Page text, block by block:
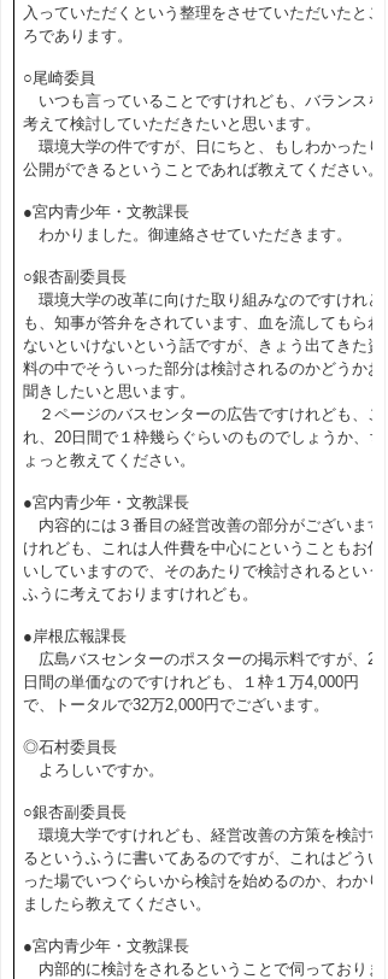
入っていただくという整理をさせていただいたとこ
ろであります。
○尾崎委員
いつも言っていることですけれども、バランスを
考えて検討していただきたいと思います。
環境大学の件ですが、日にちと、もしわかったり
公開ができるということであれば教えてください。
●宮内青少年・文教課長
わかりました。御連絡させていただきます。
○銀杏副委員長
環境大学の改革に向けた取り組みなのですけれど
も、知事が答弁をされています、血を流してもらわ
ないといけないという話ですが、きょう出てきた資
料の中でそういった部分は検討されるのかどうかお
聞きしたいと思います。
２ページのバスセンターの広告ですけれども、こ
れ、20日間で１枠幾らぐらいのものでしょうか、ち
ょっと教えてください。
●宮内青少年・文教課長
内容的には３番目の経営改善の部分がございます
けれども、これは人件費を中心にということもお伺
いしていますので、そのあたりで検討されるという
ふうに考えておりますけれども。
●岸根広報課長
広島バスセンターのポスターの掲示料ですが、20
日間の単価なのですけれども、１枠１万4,000円
で、トータルで32万2,000円でございます。
◎石村委員長
よろしいですか。
○銀杏副委員長
環境大学ですけれども、経営改善の方策を検討す
るというふうに書いてあるのですが、これはどうい
った場でいつぐらいから検討を始めるのか、わかり
ましたら教えてください。
●宮内青少年・文教課長
内部的に検討をされるということで伺っておりま